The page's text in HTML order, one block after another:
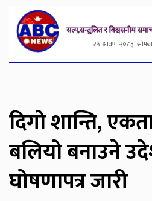
२५ श्रावण २०८३,
दिगो शान्ति,
बलियो बनाउने
घोषणापत्र जारी